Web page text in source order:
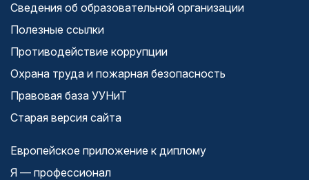
Сведения об образовательной организации
Полезные ссылки
Противодействие коррупции
Охрана труда и пожарная безопасность
Правовая база УУНиТ
Старая версия сайта
Европейское приложение к диплому
Я — профессионал